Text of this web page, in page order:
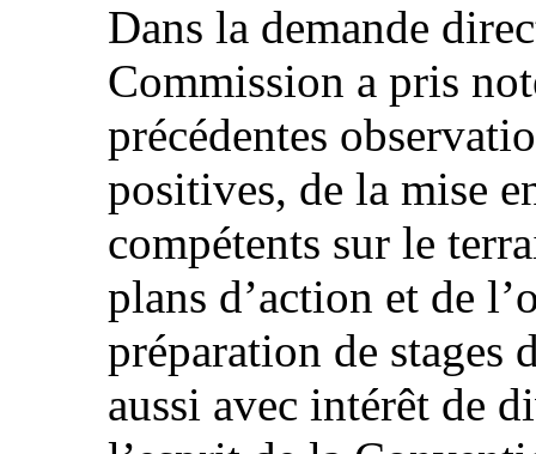
Dans la demande
Commission a pris
précédentes
positives, de la mise
compétents sur le
plans d’action et de
préparation de stages
aussi avec intérêt de